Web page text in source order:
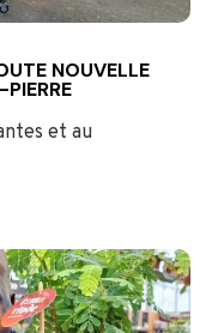
NOUVELLE
et au